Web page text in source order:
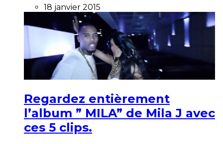
18 janvier 2015
Regardez entièrement
l’album ” MILA” de Mila J avec
ces 5 clips.